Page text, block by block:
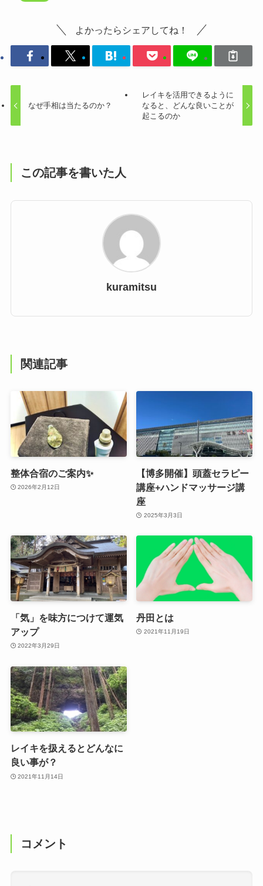
よかったらシェアしてね！
なぜ手相は当たるのか？
レイキを活用できるように
なると、どんな良いことが
起こるのか
この記事を書いた人
kuramitsu
関連記事
整体合宿のご案内✨
2026年2月12日
【博多開催】頭蓋セラピー
講座+ハンドマッサージ講
座
2025年3月3日
「気」を味方につけて運気
アップ
2022年3月29日
丹田とは
2021年11月19日
レイキを扱えるとどんなに
良い事が？
2021年11月14日
コメント